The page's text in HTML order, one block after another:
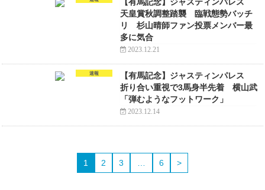
天皇賞秋調整踏襲 臨戦態勢バッチ
リ 杉山晴師ファン投票メンバー最
多に気合
2023.12.21
速報
【有馬記念】ジャスティンパレス
折り合い重視で3馬身半先着 横山武
「弾むようなフットワーク」
2023.12.14
1 2 3 … 6 >